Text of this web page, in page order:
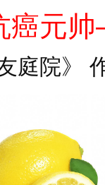
癌元
庭院》